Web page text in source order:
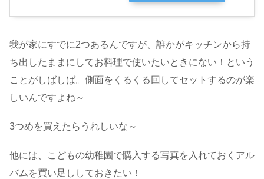
我が家にすでに2つあるんですが、誰かがキッチンから持
ち出したままにしてお料理で使いたいときにない！という
ことがしばしば。側面をくるくる回してセットするのが楽
しいんですよね～
3つめを買えたらうれしいな～
他には、こどもの幼稚園で購入する写真を入れておくアル
バムを買い足ししておきたい！